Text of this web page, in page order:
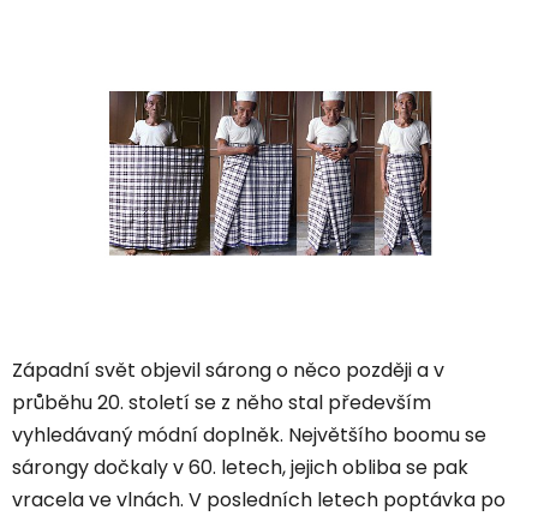
Západní svět objevil sárong o něco později a v
průběhu 20. století se z něho stal především
vyhledávaný módní doplněk. Největšího boomu se
sárongy dočkaly v 60. letech, jejich obliba se pak
vracela ve vlnách. V posledních letech poptávka po